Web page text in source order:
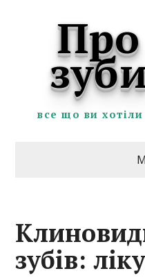
Про
все що ви
зубів: